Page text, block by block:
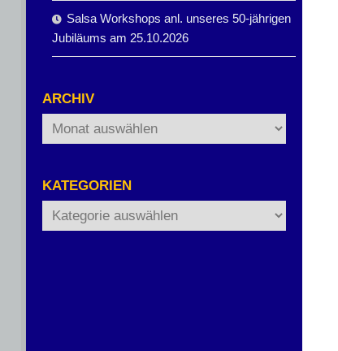
Salsa Workshops anl. unseres 50-jährigen
Jubiläums am 25.10.2026
ARCHIV
Archiv
KATEGORIEN
Kategorien